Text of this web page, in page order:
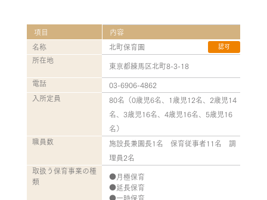
項目 内容
名称 北町保育園 認可
所在地
東京都練馬区北町8-3-18
電話
03-6906-4862
入所定員
80名（0歳児6名、1歳児12名、2歳児14
名、3歳児16名、4歳児16名、5歳児16
名）
職員数
施設長兼園長1名 保育従事者11名 調
理員2名
取扱う保育事業の種
類
●月極保育
●延長保育
●一時保育